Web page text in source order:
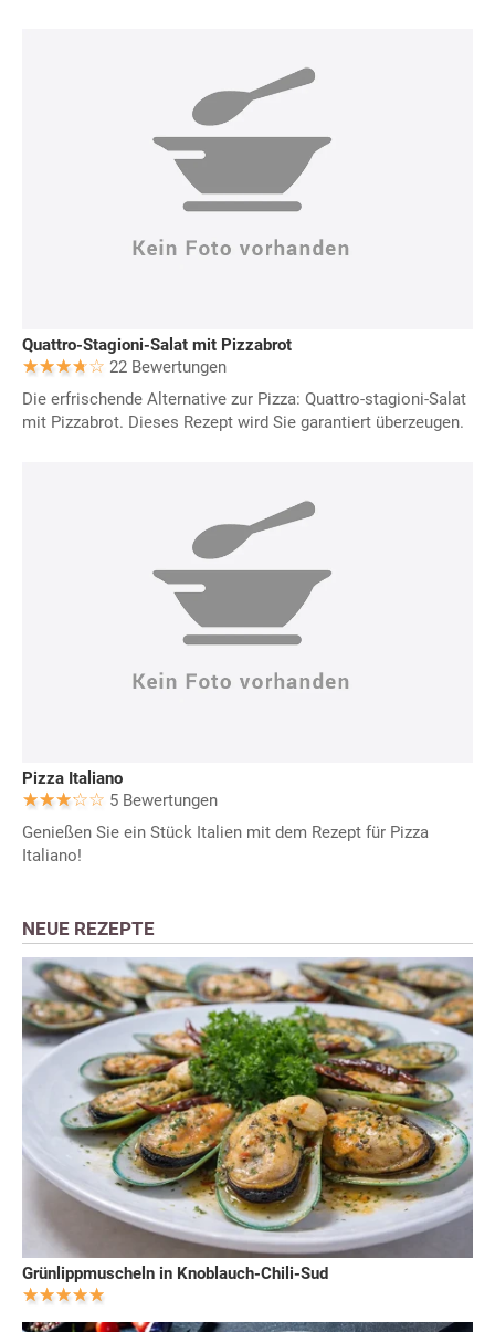
Quattro-Stagioni-Salat mit Pizzabrot
22 Bewertungen
Die erfrischende Alternative zur Pizza: Quattro-stagioni-Salat
mit Pizzabrot. Dieses Rezept wird Sie garantiert überzeugen.
Pizza Italiano
5 Bewertungen
Genießen Sie ein Stück Italien mit dem Rezept für Pizza
Italiano!
NEUE REZEPTE
Grünlippmuscheln in Knoblauch-Chili-Sud